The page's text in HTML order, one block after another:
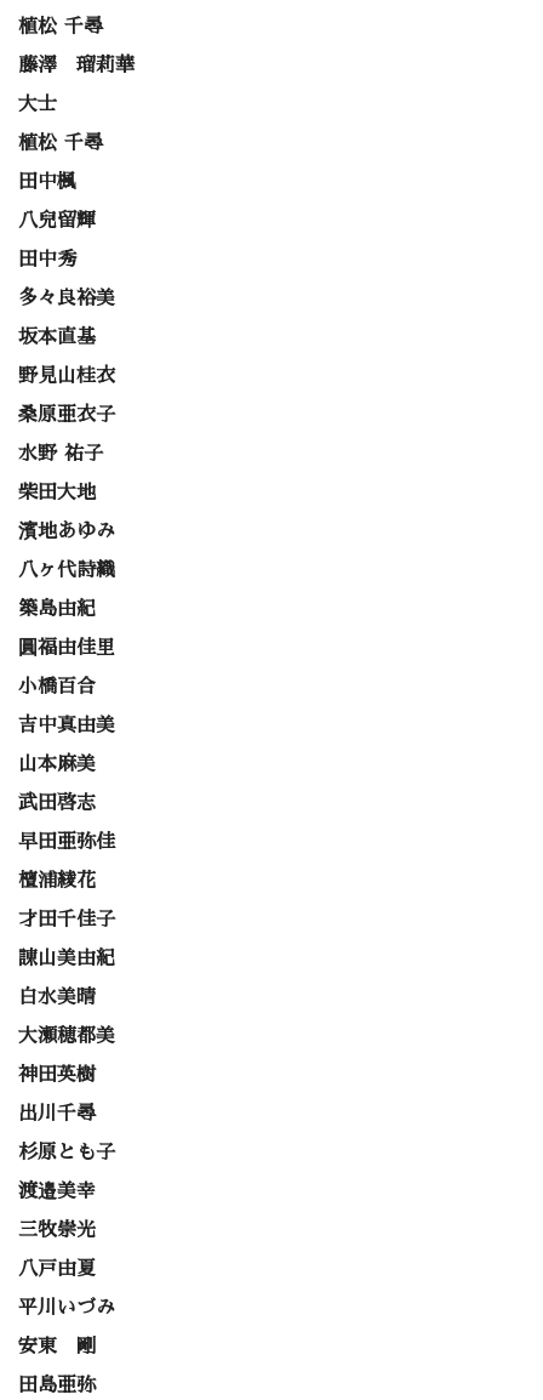
植松 千尋
藤澤 瑠莉華
大士
植松 千尋
田中楓
八兒留輝
田中秀
多々良裕美
坂本直基
野見山桂衣
桑原亜衣子
水野 祐子
柴田大地
濱地あゆみ
八ヶ代詩織
築島由紀
圓福由佳里
小橋百合
吉中真由美
山本麻美
武田啓志
早田亜弥佳
檀浦綾花
才田千佳子
諌山美由紀
白水美晴
大瀬穂都美
神田英樹
出川千尋
杉原とも子
渡邉美幸
三牧崇光
八戸由夏
平川いづみ
安東 剛
田島亜弥